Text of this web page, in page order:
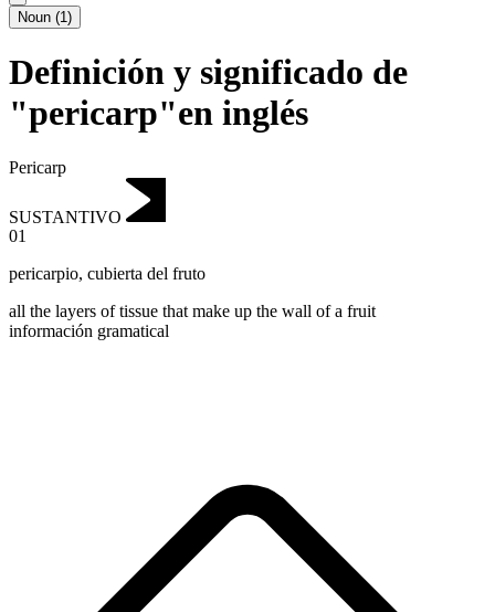
Noun (1)
Definición y significado de
"pericarp"en inglés
Pericarp
SUSTANTIVO
01
pericarpio, cubierta del fruto
all the layers of tissue that make up the wall of a fruit
información gramatical